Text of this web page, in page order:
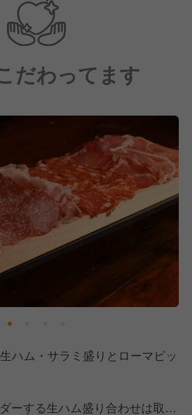
岡に業態の異なる10店舗を展開
、調理方法や提供方法などの詳
きない。」「ここでしか体験でき
び、オープンから2〜3ヶ月後に
店舗へと成長を遂げました！
売のプロ」へ／
材を使い、トップレベルの調理
プロへ。
や経営・マネジメントなども学
自分のお店を出したい！」とい
命☆
しっかりと連休もあります♪
同士で飲みに行ったり、BBQや
します♪
にすることでメリハリが出て質
未経験でも歓迎です！☆
場イタリアや有名店で修業してき
いますし、
てるスタッフもいます。
っかりと教えますし、働く中で
ば大丈夫です！
す方も大歓迎！
だわってます
ハム・サラミ盛りとローマピッ
ーする生ハム盛り合わせは取り